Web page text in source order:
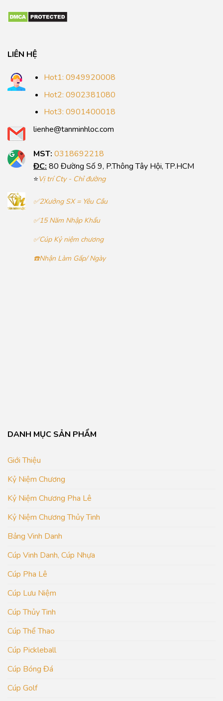
LIÊN HỆ
Hot1: 0949920008
Hot2: 0902381080
Hot3: 0901400018
lienhe@tanminhloc.com
MST: 0318692218
ĐC: 80 Đường Số 9, P.Thông Tây Hội, TP.HCM
⭐Vị trí Cty - Chỉ đường
✅2Xưởng SX = Yêu Cầu
✅15 Năm Nhập Khẩu
✅Cúp Kỷ niệm chương
☎️Nhận Làm Gấp/ Ngày
DANH MỤC SẢN PHẨM
Giới Thiệu
Kỷ Niệm Chương
Kỷ Niệm Chương Pha Lê
Kỷ Niệm Chương Thủy Tinh
Bảng Vinh Danh
Cúp Vinh Danh, Cúp Nhựa
Cúp Pha Lê
Cúp Lưu Niệm
Cúp Thủy Tinh
Cúp Thể Thao
Cúp Pickleball
Cúp Bóng Đá
Cúp Golf